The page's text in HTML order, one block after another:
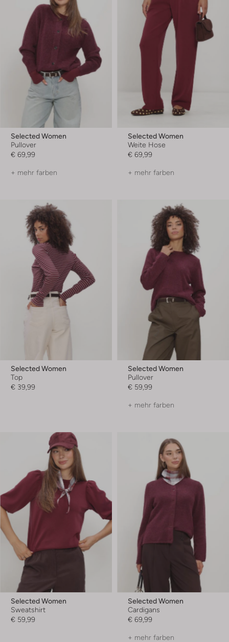
Selected Women
Pullover
€ 69,99
+ mehr farben
Selected Women
Weite Hose
€ 69,99
+ mehr farben
Selected Women
Top
€ 39,99
Selected Women
Pullover
€ 59,99
+ mehr farben
Selected Women
Sweatshirt
€ 59,99
Selected Women
Cardigans
€ 69,99
+ mehr farben